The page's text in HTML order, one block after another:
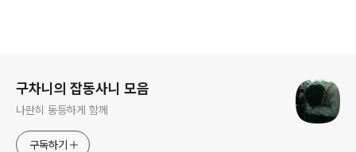
구차니의 잡동사니 모음
나란히 동등하게 함께
구독하기